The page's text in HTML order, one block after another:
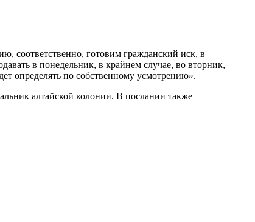
соответственно, готовим гражданский иск, в
в понедельник, в крайнем случае, во вторник,
определять по собственному усмотрению».
алтайской колонии. В послании также